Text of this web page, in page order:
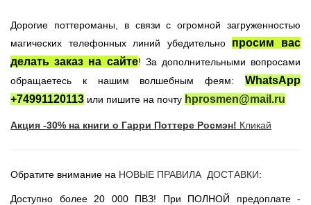
Настольные игры
Атрибутика Гарри Поттер
Новогодние игрушки
АКЦИИ САЙТА
Властелин Колец
Вселенная DC
Дорогие поттероманы, в связи с огромной загруженностью
магических телефонных линий убедительно просим вас
делать заказ на сайте! За дополнительными вопросами
обращаетесь к нашим волшебным феям:
WhatsApp
+74991120113 или пишите на почту hprosmen@mail.ru
Акция -30% на книги о Гарри Поттере Росмэн! Кликай
Обратите внимание на НОВЫЕ ПРАВИЛА ДОСТАВКИ:
Доступно более 20 000 ПВЗ! При ПОЛНОЙ предоплате -